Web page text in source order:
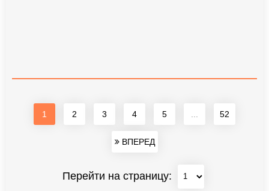
1 2 3 4 5 52
ВПЕРЕД
Перейти на страницу: